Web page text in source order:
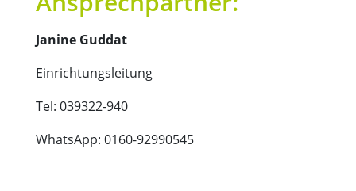
Janine Guddat
Einrichtungsleitung
Tel: 039322-940
WhatsApp: 0160-92990545